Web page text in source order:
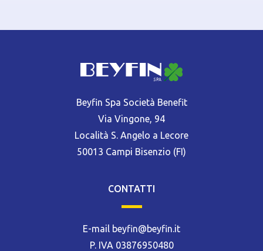
Beyfin Spa Società Benefit
Via Vingone, 94
Località S. Angelo a Lecore
50013 Campi Bisenzio (FI)
CONTATTI
E-mail beyfin@beyfin.it
P. IVA 03876950480